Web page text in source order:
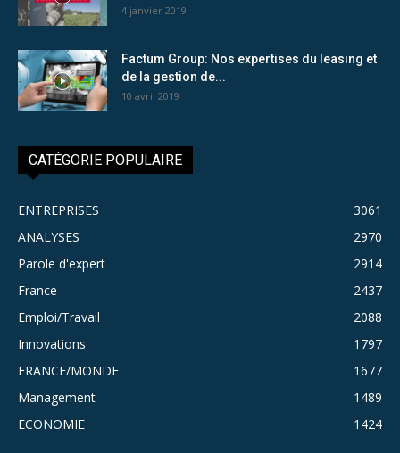
4 janvier 2019
Factum Group: Nos expertises du leasing et
de la gestion de...
10 avril 2019
CATÉGORIE POPULAIRE
ENTREPRISES
3061
ANALYSES
2970
Parole d'expert
2914
France
2437
Emploi/Travail
2088
Innovations
1797
FRANCE/MONDE
1677
Management
1489
ECONOMIE
1424